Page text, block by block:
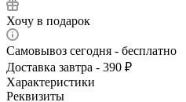
Хочу в подарок
Самовывоз сегодня - бесплатно
Доставка завтра - 390 ₽
Характеристики
Реквизиты